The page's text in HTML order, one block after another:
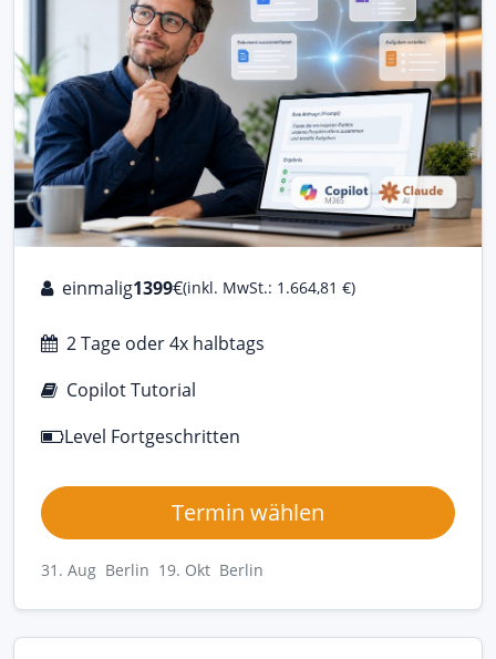
einmalig1399€(inkl. MwSt.: 1.664,81 €)
2 Tage oder 4x halbtags
Copilot Tutorial
Level Fortgeschritten
Termin wählen
31. Aug Berlin 19. Okt Berlin